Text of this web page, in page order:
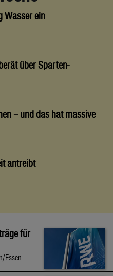
Wasser ein
über Sparten-
– und das hat massive
antreibt
für
Essen